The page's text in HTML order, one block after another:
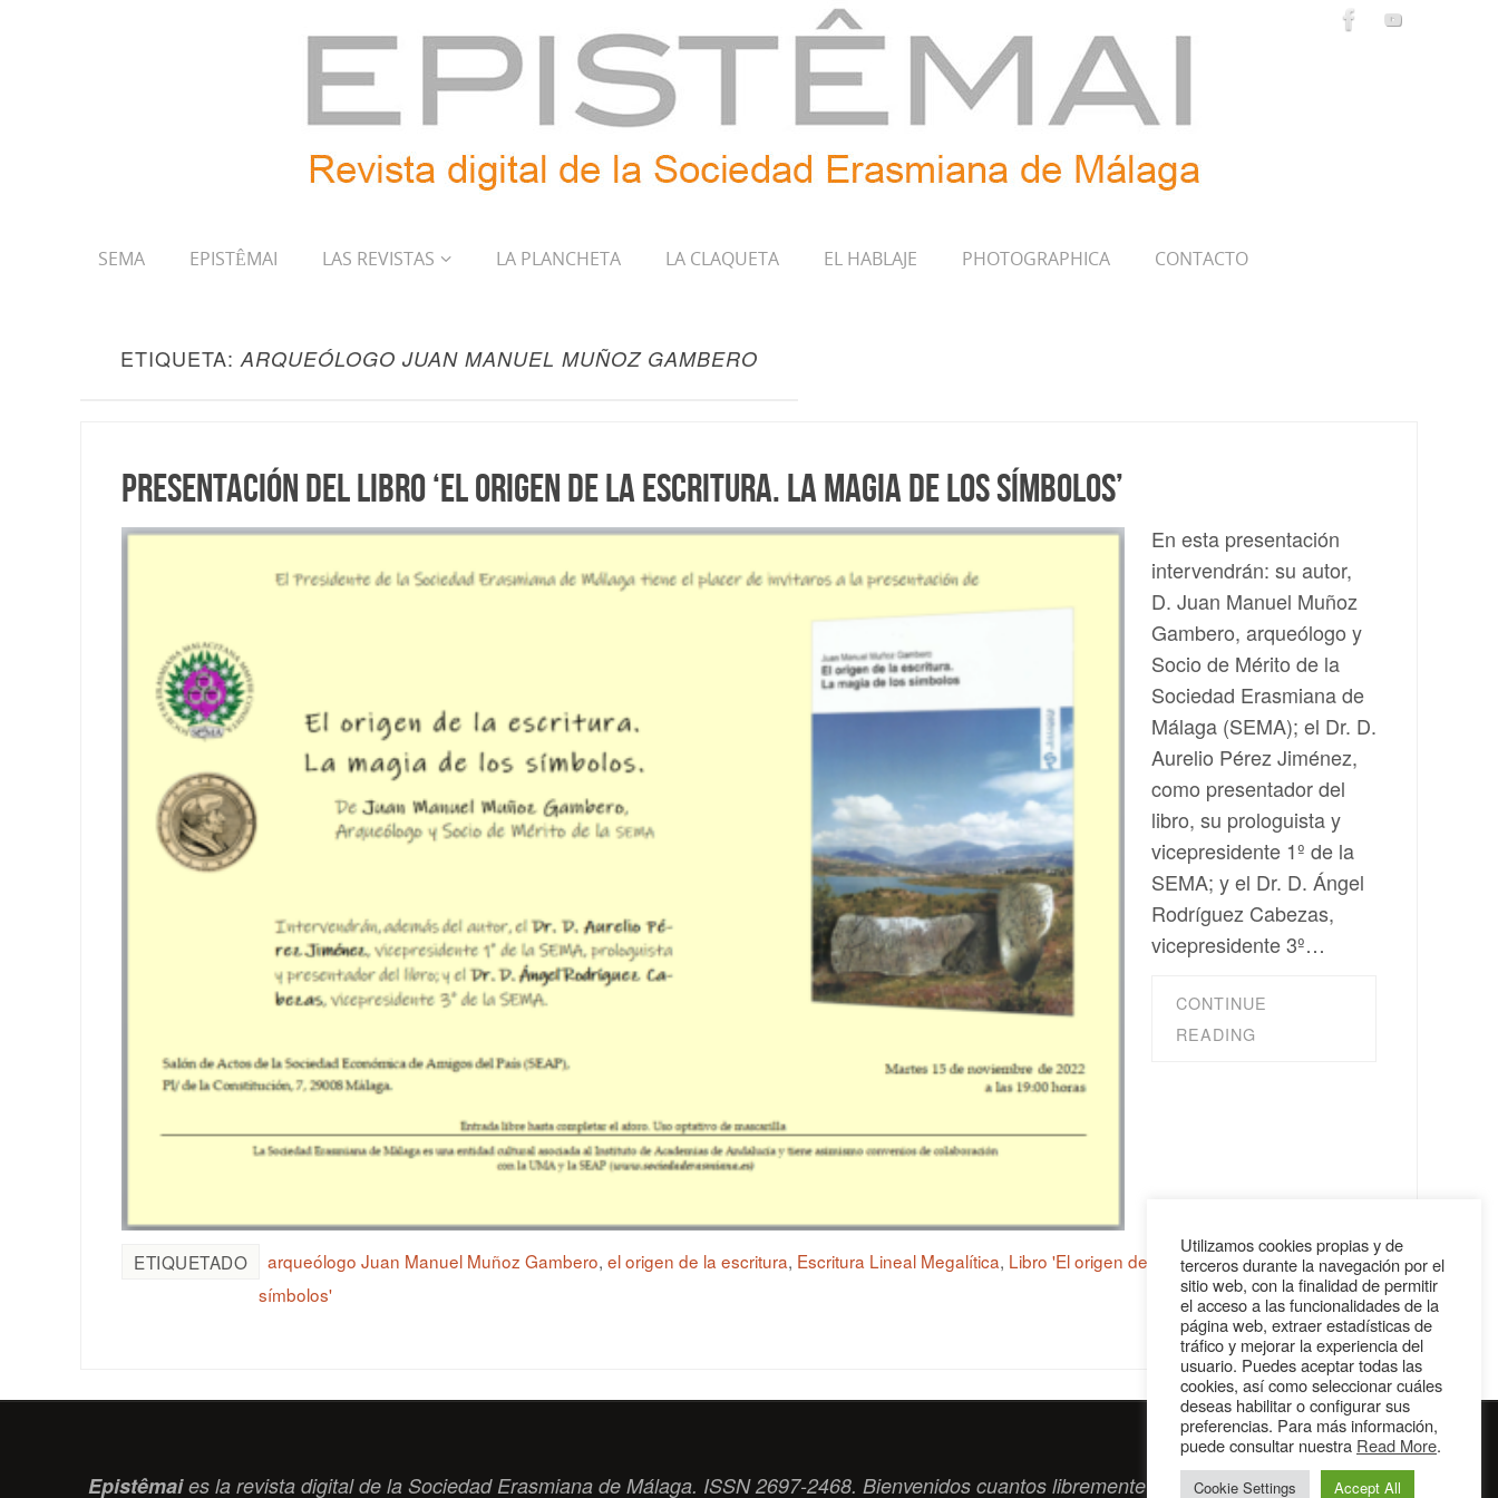
SEMA EPISTÊMAI LAS REVISTAS LA PLANCHETA LA CLAQUETA EL HABLAJE PHOTOGRAPHICA CONTACTO
ETIQUETA: ARQUEÓLOGO JUAN MANUEL MUÑOZ GAMBERO
Presentación del libro ‘El origen de la escritura. La magia de los símbolos’
En esta presentación
intervendrán: su autor,
D. Juan Manuel Muñoz
Gambero, arqueólogo y
Socio de Mérito de la
Sociedad Erasmiana de
Málaga (SEMA); el Dr. D.
Aurelio Pérez Jiménez,
como presentador del
libro, su prologuista y
vicepresidente 1º de la
SEMA; y el Dr. D. Ángel
Rodríguez Cabezas,
vicepresidente 3º…
CONTINUE
READING
ETIQUETADO arqueólogo Juan Manuel Muñoz Gambero, el origen de la escritura, Escritura Lineal Megalítica, Libro 'El origen de la escritura. La magia de los
símbolos'
Epistêmaies la revista digital de la Sociedad Erasmiana de Málaga. ISSN 2697-2468. Bienvenidos cuantos libremente tengan algo que intercambiar
Utilizamos cookies propias y de
terceros durante la navegación por el
sitio web, con la finalidad de permitir
el acceso a las funcionalidades de la
página web, extraer estadísticas de
tráfico y mejorar la experiencia del
usuario. Puedes aceptar todas las
cookies, así como seleccionar cuáles
deseas habilitar o configurar sus
preferencias. Para más información,
puede consultar nuestra Read More.
Cookie Settings Accept All